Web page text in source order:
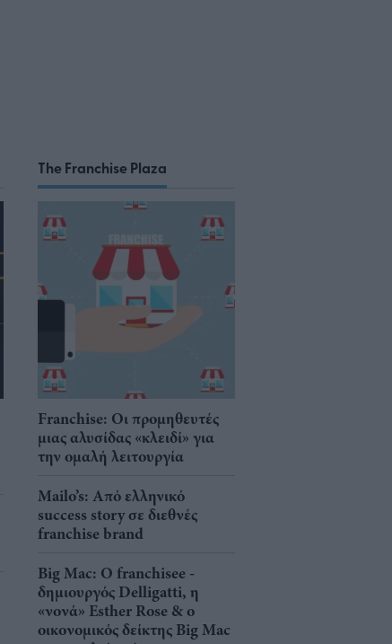
The Franchise Plaza
Franchise: Οι προμηθευτές
μιας αλυσίδας «κλειδί» για
την ομαλή λειτουργία
Mailo’s: Από ελληνικό
success story σε διεθνές
franchise brand
Big Mac: Ο franchisee -
δημιουργός Delligatti, η
«νονά» Esther Rose & ο
οικονομικός δείκτης Big Mac